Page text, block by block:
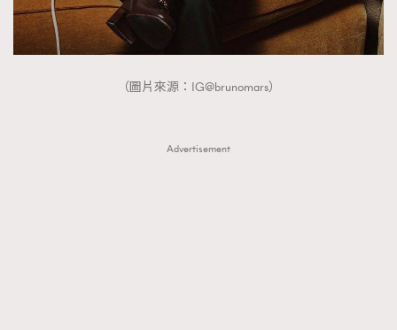
（圖片來源：IG@brunomars）
Advertisement